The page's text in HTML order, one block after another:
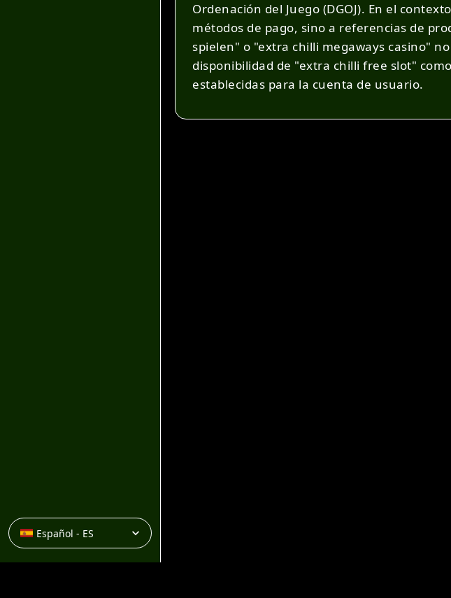
Español - ES expand_more
Ordenación del Juego (DGOJ). En el
métodos de pago, sino a referencias de
spielen" o "extra chilli megaways casino"
disponibilidad de "extra chilli free slot"
establecidas para la cuenta de usuario.